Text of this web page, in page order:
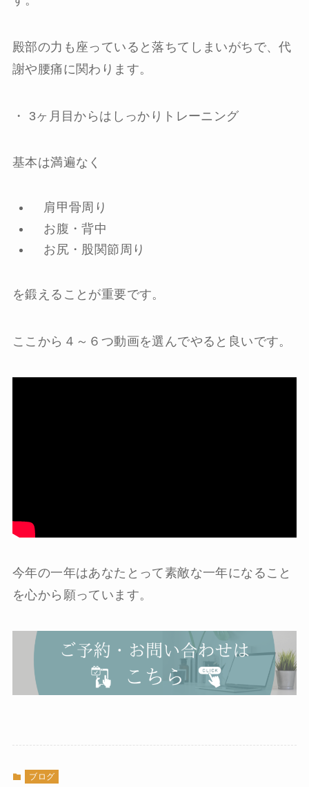
殿部の力も座っていると落ちてしまいがちで、代
謝や腰痛に関わります。
・ 3ヶ月目からはしっかりトレーニング
基本は満遍なく
肩甲骨周り
お腹・背中
お尻・股関節周り
を鍛えることが重要です。
ここから４～６つ動画を選んでやると良いです。
今年の一年はあなたとって素敵な一年になること
を心から願っています。
ブログ